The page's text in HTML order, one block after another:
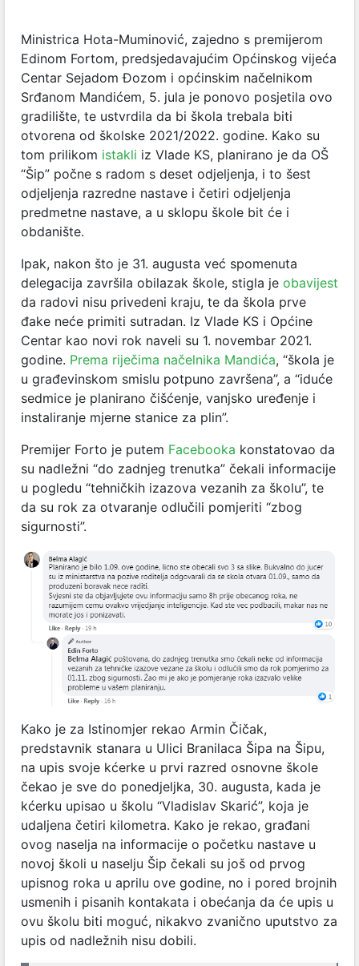
Ministrica Hota-Muminović, zajedno s premijerom
Edinom Fortom, predsjedavajućim Općinskog vijeća
Centar Sejadom Đozom i općinskim načelnikom
Srđanom Mandićem, 5. jula je ponovo posjetila ovo
gradilište, te ustvrdila da bi škola trebala biti
otvorena od školske 2021/2022. godine. Kako su
tom prilikom istakli iz Vlade KS, planirano je da OŠ
“Šip” počne s radom s deset odjeljenja, i to šest
odjeljenja razredne nastave i četiri odjeljenja
predmetne nastave, a u sklopu škole bit će i
obdanište.
Ipak, nakon što je 31. augusta već spomenuta
delegacija završila obilazak škole, stigla je obavijest
da radovi nisu privedeni kraju, te da škola prve
đake neće primiti sutradan. Iz Vlade KS i Općine
Centar kao novi rok naveli su 1. novembar 2021.
godine. Prema riječima načelnika Mandića, “škola je
u građevinskom smislu potpuno završena”, a “iduće
sedmice je planirano čišćenje, vanjsko uređenje i
instaliranje mjerne stanice za plin”.
Premijer Forto je putem Facebooka konstatovao da
su nadležni “do zadnjeg trenutka” čekali informacije
u pogledu “tehničkih izazova vezanih za školu”, te
da su rok za otvaranje odlučili pomjeriti “zbog
sigurnosti”.
Kako je za Istinomjer rekao Armin Čičak,
predstavnik stanara u Ulici Branilaca Šipa na Šipu,
na upis svoje kćerke u prvi razred osnovne škole
čekao je sve do ponedjeljka, 30. augusta, kada je
kćerku upisao u školu “Vladislav Skarić”, koja je
udaljena četiri kilometra. Kako je rekao, građani
ovog naselja na informacije o početku nastave u
novoj školi u naselju Šip čekali su još od prvog
upisnog roka u aprilu ove godine, no i pored brojnih
usmenih i pisanih kontakata i obećanja da će upis u
ovu školu biti moguć, nikakvo zvanično uputstvo za
upis od nadležnih nisu dobili.